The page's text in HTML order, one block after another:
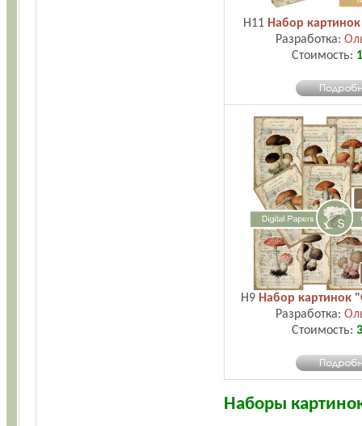
H11 Набор
Разработка:
Стоимость:
H9 Набор картинок
Разработка:
Стоимость:
Наборы